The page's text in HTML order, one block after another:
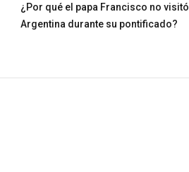
¿Por qué el papa Francisco no visitó
Argentina durante su pontificado?